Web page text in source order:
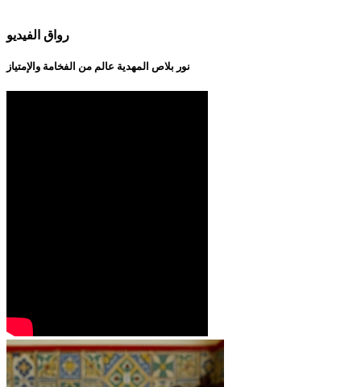
رواق الفيديو
نور بلاص المهدية عالم من الفخامة والإمتياز